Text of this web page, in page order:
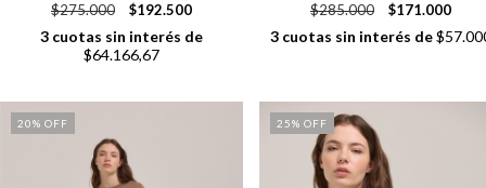
$275.000 $192.500
3 cuotas sin interés de
$64.166,67
$285.000 $171.000
3 cuotas sin interés de
20% OFF 25% OFF